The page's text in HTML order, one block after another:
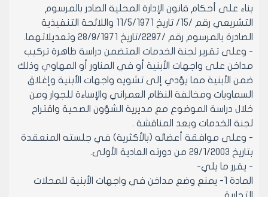
بناء على أحكام قانون الإدارة المحلية الصادر بالمرسوم
التشريعي رقم /15/ تاريخ 11/5/1971 واللائحة التنفيذية
الصادرة بالمرسوم رقم /2297/تاريخ 28/9/1971 وتعديلاتهما.
- وعلى تقرير لجنة الخدمات المتضمن دراسة ظاهرة تركيب
مداخن على واجهات الأبنية أو في المناور أو المهاوي وذلك
ضمن الأبنية مما يؤدي إلى تشويه واجهات الأبنية وإغلاق
السماويات ومخالفة النظام العمراني والإساءة للجوار ومن
خلال دراسة الموضوع مع مديرية الشؤون الصحية واقتراح
لجنة الخدمات وبعد المناقشة .
- وعلى موافقة أعضائه (بالأكثرية) في جلسته المنعقدة
بتاريخ 29/1/2003 من دورته العادية الأولى.
- يقرر ما يلي-
المادة 1- يمنع وضع مداخن في واجهات الأبنية للمحلات